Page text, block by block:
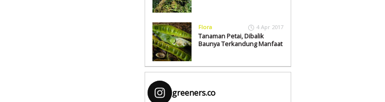
Flora 4 Apr 2017
Tanaman Petai, Dibalik
Baunya Terkandung Manfaat
greeners.co